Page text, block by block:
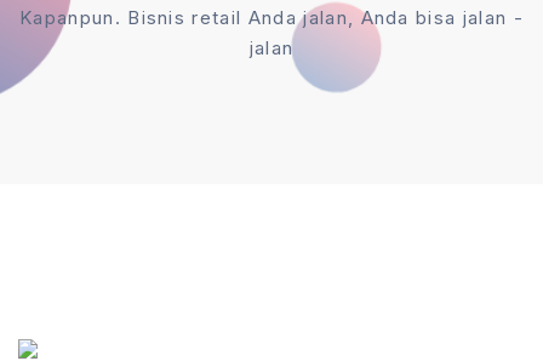
Kapanpun. Bisnis retail Anda jalan, Anda bisa jalan -
jalan